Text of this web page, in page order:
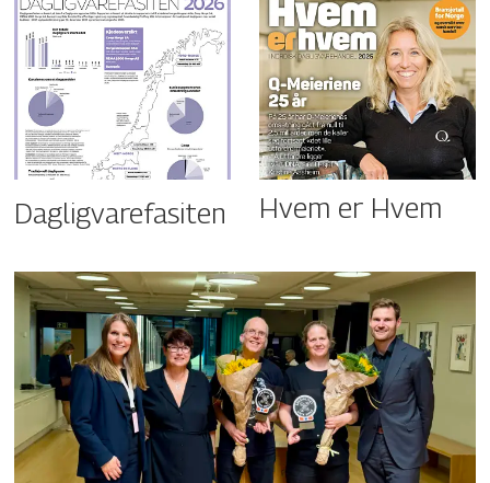
Dagligvarefasiten Hvem er Hvem